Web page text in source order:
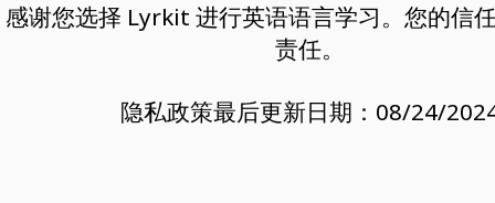
感谢您选择 Lyrkit 进行英语语言学习。您的信
责任。
隐私政策最后更新日期：08/24/